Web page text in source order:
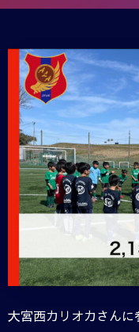
大宮西カリオカさんに